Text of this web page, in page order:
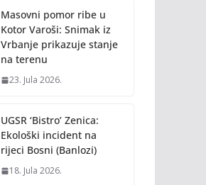
Masovni pomor ribe u
Kotor Varoši: Snimak iz
Vrbanje prikazuje stanje
na terenu
23. Jula 2026.
UGSR ‘Bistro’ Zenica:
Ekološki incident na
rijeci Bosni (Banlozi)
18. Jula 2026.